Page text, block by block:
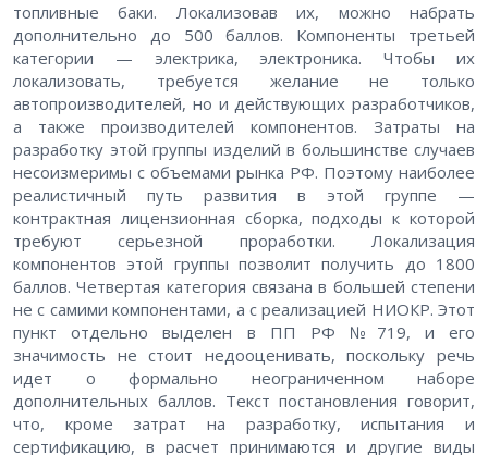
топливные баки. Локализовав их, можно набрать
дополнительно до 500 баллов. Компоненты третьей
категории — электрика, электроника. Чтобы их
локализовать, требуется желание не только
автопроизводителей, но и действующих разработчиков,
а также производителей компонентов. Затраты на
разработку этой группы изделий в большинстве случаев
несоизмеримы с объемами рынка РФ. Поэтому наиболее
реалистичный путь развития в этой группе —
контрактная лицензионная сборка, подходы к которой
требуют серьезной проработки. Локализация
компонентов этой группы позволит получить до 1800
баллов. Четвертая категория связана в большей степени
не с самими компонентами, а с реализацией НИОКР. Этот
пункт отдельно выделен в ПП РФ №719, и его
значимость не стоит недооценивать, поскольку речь
идет о формально неограниченном наборе
дополнительных баллов. Текст постановления говорит,
что, кроме затрат на разработку, испытания и
сертификацию, в расчет принимаются и другие виды